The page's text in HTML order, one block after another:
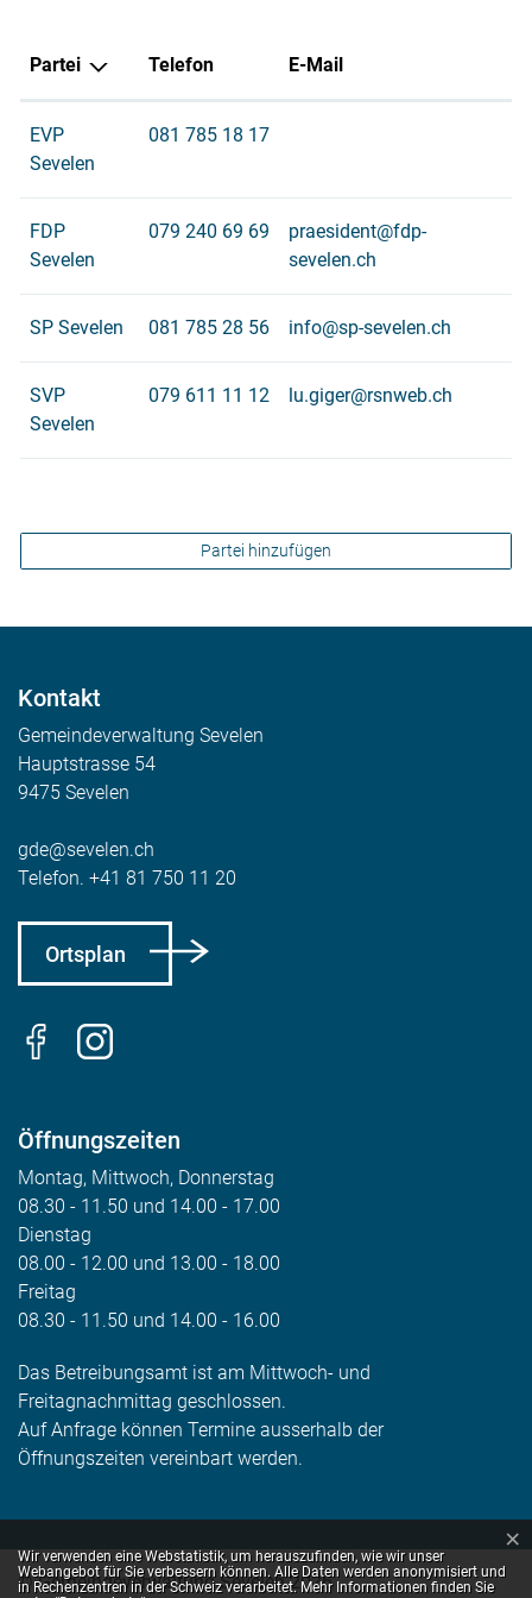
Partei Telefon E-Mail
EVP
Sevelen
081 785 18 17
FDP
Sevelen
079 240 69 69
praesident@fdp-
sevelen.ch
SP Sevelen 081 785 28 56 info@sp-sevelen.ch
SVP
Sevelen
079 611 11 12 lu.giger@rsnweb.ch
Partei hinzufügen
Kontakt
Gemeindeverwaltung Sevelen
Hauptstrasse 54
9475 Sevelen
gde@sevelen.ch
Telefon. +41 81 750 11 20
Ortsplan
Öffnungszeiten
Montag, Mittwoch, Donnerstag
08.30 - 11.50 und 14.00 - 17.00
Dienstag
08.00 - 12.00 und 13.00 - 18.00
Freitag
08.30 - 11.50 und 14.00 - 16.00
Das Betreibungsamt ist am Mittwoch- und
Freitagnachmittag geschlossen.
Auf Anfrage können Termine ausserhalb der
Öffnungszeiten vereinbart werden.
© Gemeindeverwaltung Sevelen 2026
Webstatistik
Wir verwenden eine Webstatistik, um herauszufinden, wie wir unser
Webangebot für Sie verbessern können. Alle Daten werden anonymisiert und
in Rechenzentren in der Schweiz verarbeitet. Mehr Informationen finden Sie
×